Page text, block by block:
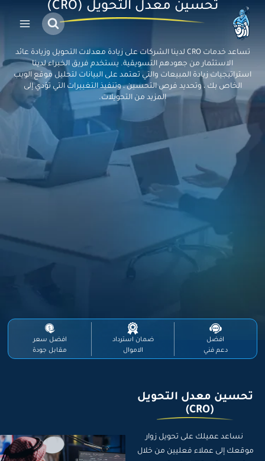
تحسين معدل التحويل (CRO)
تساعد خدمات CRO لدينا الشركات على زيادة معدلات التحويل وزيادة عائد
الاستثمار من جهودهم التسويقية. يستخدم فريق الخبراء لدينا
استراتيجيات زيادة المبيعات والتي تعتمد على البيانات لتحليل موقع الويب
الخاص بك ، وتحديد فرص التحسين ، وتنفيذ التغييرات التي تؤدي إلى
المزيد من التحويلات.
افضل
دعم فني
ضمان استرداد
الاموال
افضل سعر
مقابل جودة
تحسين معدل التحويل
(CRO)
نساعد عميلك على تحويل زوار
موقعك إلى عملاء فعليين من خلال